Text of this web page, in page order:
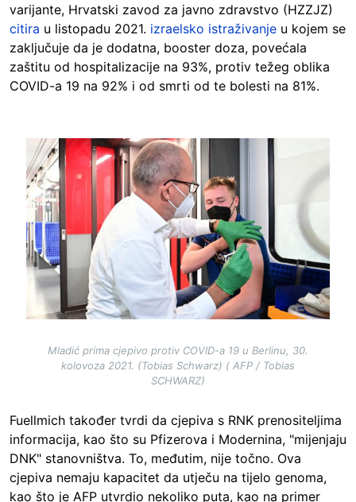
varijante, Hrvatski zavod za javno zdravstvo (HZZJZ)
citira u listopadu 2021. izraelsko istraživanje u kojem se
zaključuje da je dodatna, booster doza, povećala
zaštitu od hospitalizacije na 93%, protiv težeg oblika
COVID-a 19 na 92% i od smrti od te bolesti na 81%.
Image
Mladić prima cjepivo protiv COVID-a 19 u Berlinu, 30.
kolovoza 2021. (Tobias Schwarz) ( AFP / Tobias
SCHWARZ)
Fuellmich također tvrdi da cjepiva s RNK prenositeljima
informacija, kao što su Pfizerova i Modernina, "mijenjaju
DNK" stanovništva. To, međutim, nije točno. Ova
cjepiva nemaju kapacitet da utječu na tijelo genoma,
kao što je AFP utvrdio nekoliko puta, kao na primer